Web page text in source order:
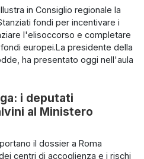
in Consiglio regionale la
fondi per incentivare i
l'elisoccorso e completare
europei.La presidente della
ha presentato oggi nell'aula
i deputati
al Ministero
il dossier a Roma
centri di accoglienza e i rischi